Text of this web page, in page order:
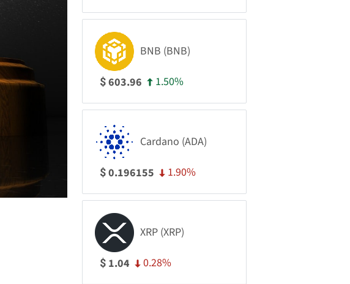
BNB (BNB)
$603.96 1.50%
Cardano (ADA)
$0.196155 1.90%
XRP (XRP)
$ 1.04 0.28%